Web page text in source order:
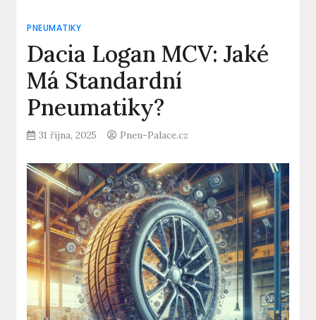
PNEUMATIKY
Dacia Logan MCV: Jaké
Má Standardní
Pneumatiky?
31 října, 2025 Pneu-Palace.cz